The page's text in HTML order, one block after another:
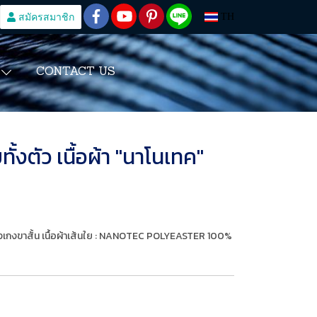
สมัครสมาชิก TH
CONTACT US
ตัว เนื้อผ้า "นาโนเทค"
าสั้น เนื้อผ้าเส้นใย : NANOTEC POLYEASTER 100%